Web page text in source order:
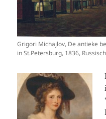
Grigori Michajlov, De antieke
in St.Petersburg, 1836,